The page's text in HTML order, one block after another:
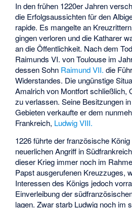
In den frühen 1220er Jahren
die Erfolgsaussichten für den
rapide. Es mangelte an
gingen verloren und die Katharer
an die Öffentlichkeit. Nach dem
Raimunds VI. von Toulouse im
dessen Sohn Raimund VII. die
Widerstandes. Die ungünstige
Amalrich von Montfort schließlich,
zu verlassen. Seine Besitzungen
Gebieten verkaufte er dem
Frankreich, Ludwig VIII.
1226 führte der französische König
neuerlichen Angriff in
dieser Krieg immer noch im
Papst ausgerufenen Kreuzzuges,
Interessen des Königs jedoch
Einverleibung der
lagen. Zwar starb Ludwig noch im